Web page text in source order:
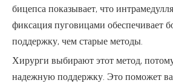
бицепса показывает, что
фиксация пуговицами обеспечивает
поддержку, чем старые методы.
Хирурги выбирают этот метод,
надежную поддержку. Это поможет